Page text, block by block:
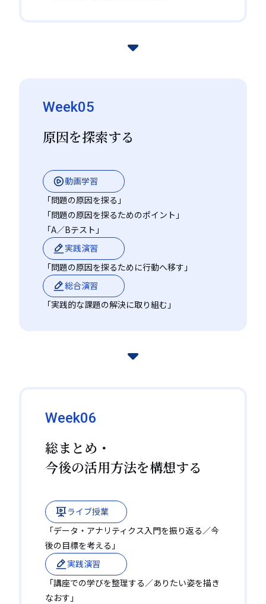
Week05
原因を探索する
動画学習
「問題の原因を探る」
「問題の原因を探るためのポイント」
「A／Bテスト」
実践演習
「問題の原因を探るために行動へ移す」
総合演習
「実践的な課題の解決に取り組む」
Week06
総まとめ・
今後の活用方法を構想する
ライブ授業
「データ・アナリティクス入門を振り返る／今
後の目標を考える」
実践演習
「講座での学びを整理する／ありたい姿を描き
なおす」